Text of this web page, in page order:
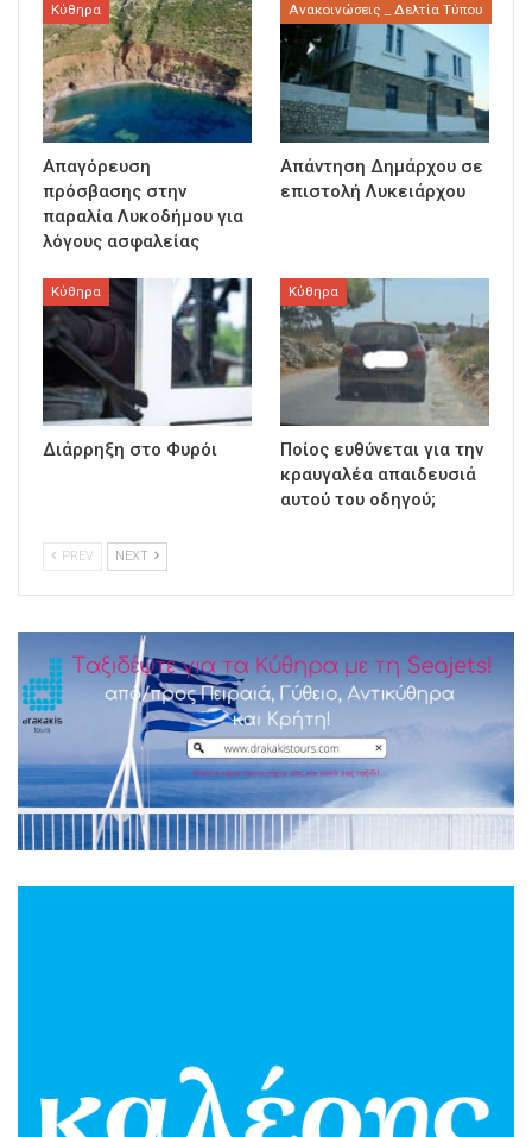
Κύθηρα
Απαγόρευση
πρόσβασης στην
παραλία Λυκοδήμου για
λόγους ασφαλείας
Ανακοινώσεις _ Δελτία Τύπου
Απάντηση Δημάρχου σε
επιστολή Λυκειάρχου
Κύθηρα
Διάρρηξη στο Φυρόι
Κύθηρα
Ποίος ευθύνεται για την
κραυγαλέα απαιδευσιά
αυτού του οδηγού;
PREV NEXT